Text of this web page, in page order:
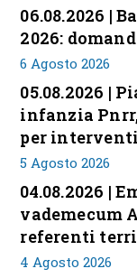
06.08.2026 |
2026:
6 Agosto 2026
05.08.2026 |
infanzia
per
5 Agosto 2026
04.08.2026 |
vademecum
referenti
4 Agosto 2026